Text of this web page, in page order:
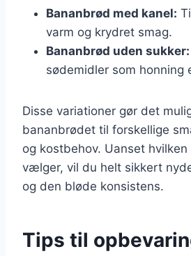
Bananbrød med kanel:
varm og krydret smag.
Bananbrød uden sukker:
sødemidler som honning
Disse variationer gør det
bananbrødet til forskellige
og kostbehov. Uanset
vælger, vil du helt sikkert
og den bløde konsistens.
Tips til